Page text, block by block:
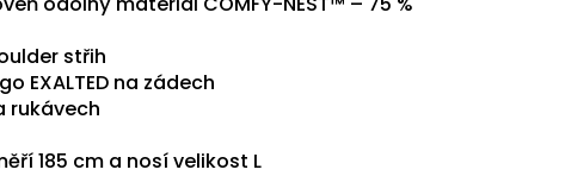
střih
EXALTED na zádech
rukávech
185 cm a nosí velikost L